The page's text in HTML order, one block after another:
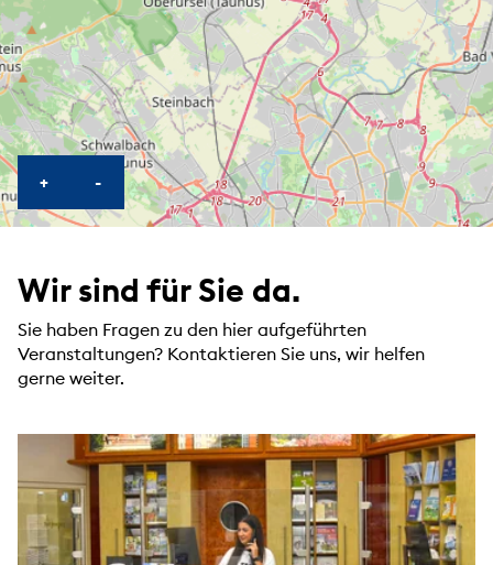
+KARTE HEREINZOOMEN
-KARTE HERAUSZOOMEN
Wir sind für Sie da.
Sie haben Fragen zu den hier aufgeführten
Veranstaltungen? Kontaktieren Sie uns, wir helfen
gerne weiter.